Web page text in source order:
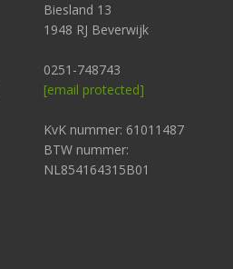
Biesland 13
1948 RJ Beverwijk
0251-748743
[email protected]
KvK nummer: 61011487
BTW nummer:
NL854164315B01